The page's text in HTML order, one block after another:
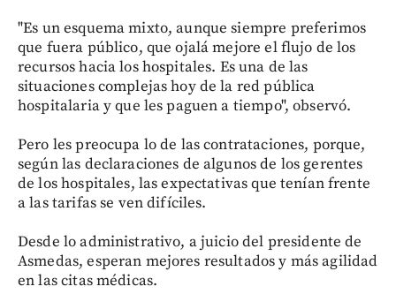
"Es un esquema mixto, aunque siempre preferimos
que fuera público, que ojalá mejore el flujo de los
recursos hacia los hospitales. Es una de las
situaciones complejas hoy de la red pública
hospitalaria y que les paguen a tiempo", observó.
Pero les preocupa lo de las contrataciones, porque,
según las declaraciones de algunos de los gerentes
de los hospitales, las expectativas que tenían frente
a las tarifas se ven difíciles.
Desde lo administrativo, a juicio del presidente de
Asmedas, esperan mejores resultados y más agilidad
en las citas médicas.